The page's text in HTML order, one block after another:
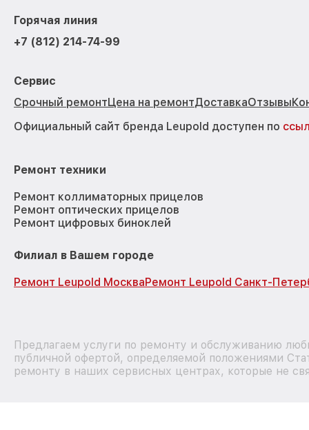
Горячая линия
+7 (812) 214-74-99
Сервис
Срочный ремонтЦена на ремонтДоставкаОтзывы
Официальный сайт бренда Leupold доступен по
Ремонт техники
Ремонт коллиматорных прицелов
Ремонт оптических прицелов
Ремонт цифровых биноклей
Филиал в Вашем городе
Ремонт Leupold МоскваРемонт Leupold Санкт-
Предлагаем услуги по ремонту и обслуживанию
публичной офертой, определяемой положениями
ремонту в наших сервисных центрах, которые не